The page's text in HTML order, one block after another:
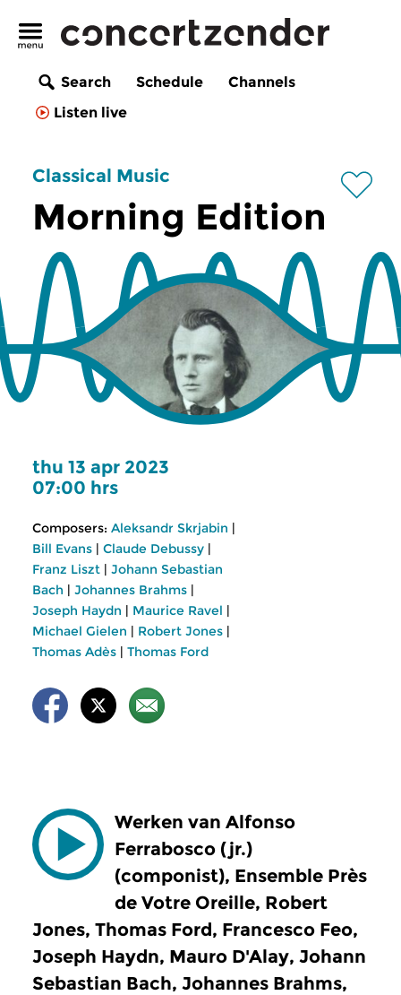
Search Schedule
Channels
Listen live
Classical Music
Morning Edition
thu 13 apr 2023
07:00 hrs
Composers: Aleksandr Skrjabin |
Bill Evans | Claude Debussy |
Franz Liszt | Johann Sebastian
Bach | Johannes Brahms |
Joseph Haydn | Maurice Ravel |
Michael Gielen | Robert Jones |
Thomas Adès | Thomas Ford
Werken van Alfonso
Ferrabosco (jr.)
(componist), Ensemble Près
de Votre Oreille, Robert
Jones, Thomas Ford, Francesco Feo,
Joseph Haydn, Mauro D'Alay, Johann
Sebastian Bach, Johannes Brahms,